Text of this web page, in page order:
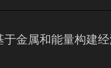
于金属和能量构建